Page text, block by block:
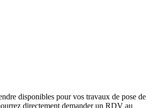
disponibles pour vos travaux de pose de
directement demander un RDV au